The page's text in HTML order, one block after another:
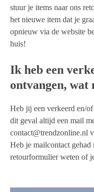
stuur je items naar ons
het nieuwe item dat je
opnieuw via de website
huis!
Ik heb een
ontvangen, wat
Heb jij een verkeerd en/
dit geval altijd een mail
contact@trendzonline.nl
Heb je mailcontact
retourformulier weten of